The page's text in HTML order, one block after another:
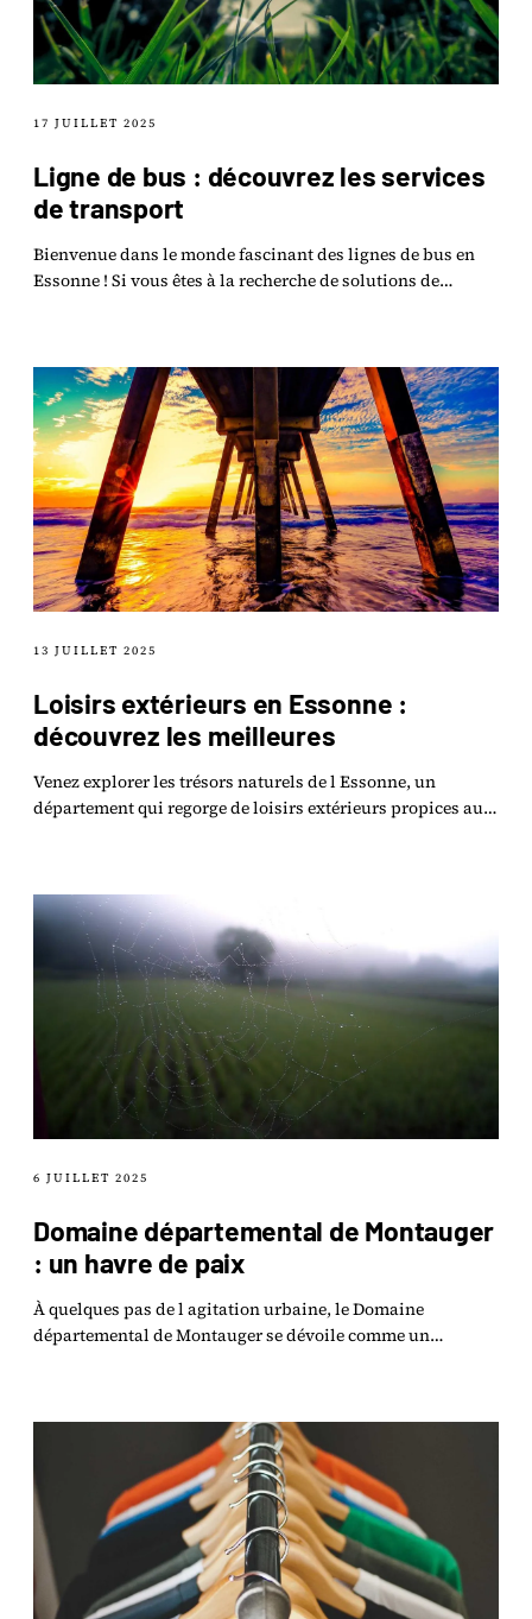
17 JUILLET 2025
Ligne de bus : découvrez les services
de transport
Bienvenue dans le monde fascinant des lignes de bus en
Essonne ! Si vous êtes à la recherche de solutions de
13 JUILLET 2025
Loisirs extérieurs en Essonne :
découvrez les meilleures
Venez explorer les trésors naturels de l Essonne, un
département qui regorge de loisirs extérieurs propices aux
6 JUILLET 2025
Domaine départemental de Montauger
: un havre de paix
À quelques pas de l agitation urbaine, le Domaine
départemental de Montauger se dévoile comme un